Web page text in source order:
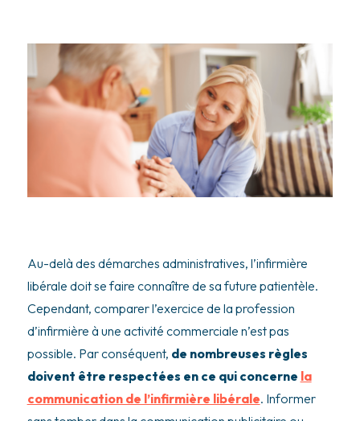
Au-delà des démarches administratives, l’infirmière
libérale doit se faire connaître de sa future patientèle.
Cependant, comparer l’exercice de la profession
d’infirmière à une activité commerciale n’est pas
possible. Par conséquent, de nombreuses règles
doivent être respectées en ce qui concerne la
communication de l’infirmière libérale. Informer